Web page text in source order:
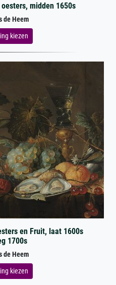
midden 1650s
de Heem
kiezen
en Fruit, laat 1600s
1700s
de Heem
kiezen